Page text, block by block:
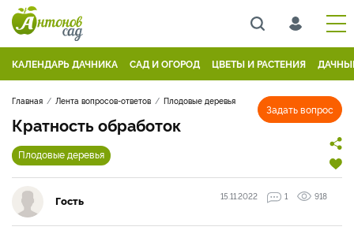
КАЛЕНДАРЬ ДАЧНИКА САД И ОГОРОД ЦВЕТЫ И РАСТЕНИЯ
Задать вопрос
Главная Лента вопросов-ответов Плодовые деревья
Кратность обработок
Плодовые деревья
Гость 15.11.2022 1 918